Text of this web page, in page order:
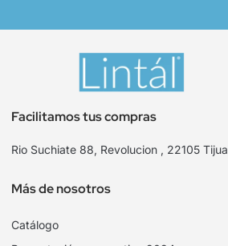
Facilitamos tus compras
Rio Suchiate 88, Revolucion , 22105
Más de nosotros
Catálogo